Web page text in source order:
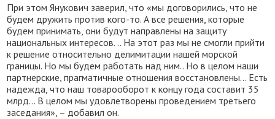
При этом Янукович заверил, что «мы договорились, что не
будем дружить против кого-то. А все решения, которые
будем принимать, они будут направлены на защиту
национальных интересов. .. На этот раз мы не смогли прийти
к решение относительно делимитации нашей морской
границы. Но мы будем работать над ним.. Но в целом наши
партнерские, прагматичные отношения восстановлены… Есть
надежда, что наш товарооборот к концу года составит 35
млрд… В целом мы удовлетворены проведением третьего
заседания», – добавил он.